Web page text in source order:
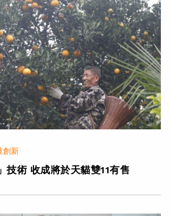
創新
技術 收成將於天貓雙11有售